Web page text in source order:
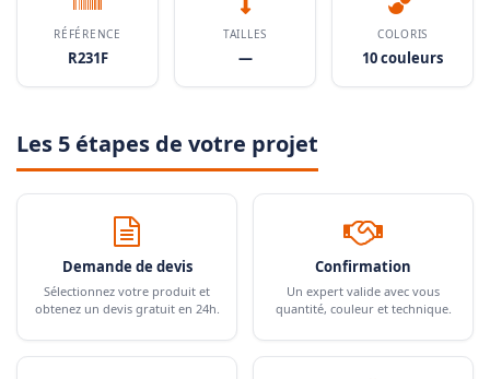
RÉFÉRENCE
R231F
TAILLES
—
COLORIS
10 couleurs
Les 5 étapes de votre projet
Demande de devis
Sélectionnez votre produit et
obtenez un devis gratuit en 24h.
Confirmation
Un expert valide avec vous
quantité, couleur et technique.